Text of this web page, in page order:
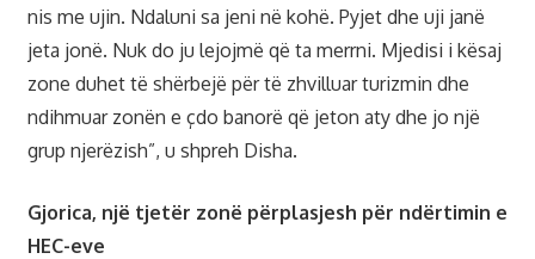
nis me ujin. Ndaluni sa jeni në kohë. Pyjet dhe uji janë
jeta jonë. Nuk do ju lejojmë që ta merrni. Mjedisi i kësaj
zone duhet të shërbejë për të zhvilluar turizmin dhe
ndihmuar zonën e çdo banorë që jeton aty dhe jo një
grup njerëzish”, u shpreh Disha.
Gjorica, një tjetër zonë përplasjesh për ndërtimin e
HEC-eve